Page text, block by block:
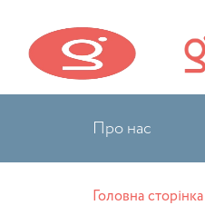
Про нас
Головна сторінка